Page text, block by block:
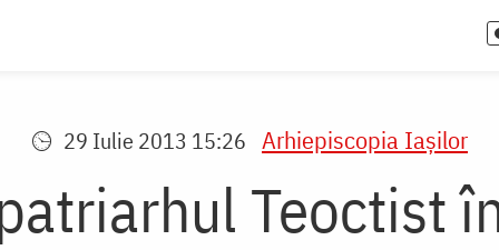
29 Iulie 2013 15:26 Arhiepiscopia Iaşilor
Teoctist